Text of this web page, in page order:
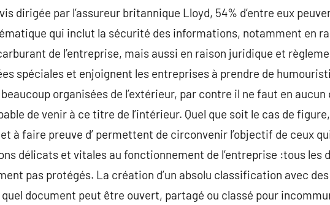
dirigée par l’assureur britannique Lloyd, 54% d’entre eux
qui inclut la sécurité des informations, notamment en
de l’entreprise, mais aussi en raison juridique et
spéciales et enjoignent les entreprises à prendre de
organisées de l’extérieur, par contre il ne faut en aucun
de venir à ce titre de l’intérieur. Quel que soit le cas de
à faire preuve d’ permettent de circonvenir l’objectif de ceux
délicats et vitales au fonctionnement de l’entreprise :tous les
pas protégés. La création d’un absolu classification avec
document peut être ouvert, partagé ou classé pour